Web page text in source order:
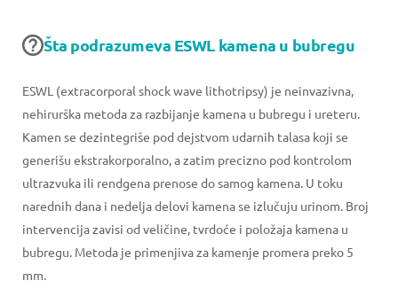
Šta podrazumeva ESWL kamena u bubregu
ESWL (extracorporal shock wave lithotripsy) je neinvazivna,
nehirurška metoda za razbijanje kamena u bubregu i ureteru.
Kamen se dezintegriše pod dejstvom udarnih talasa koji se
generišu ekstrakorporalno, a zatim precizno pod kontrolom
ultrazvuka ili rendgena prenose do samog kamena. U toku
narednih dana i nedelja delovi kamena se izlučuju urinom. Broj
intervencija zavisi od veličine, tvrdoće i položaja kamena u
bubregu. Metoda je primenjiva za kamenje promera preko 5
mm.